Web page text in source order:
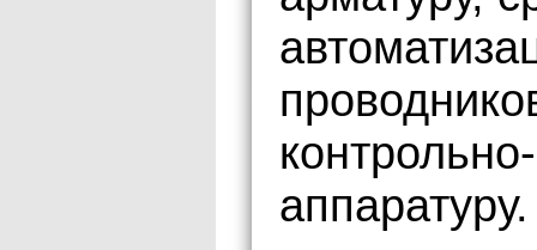
аппаратуру.